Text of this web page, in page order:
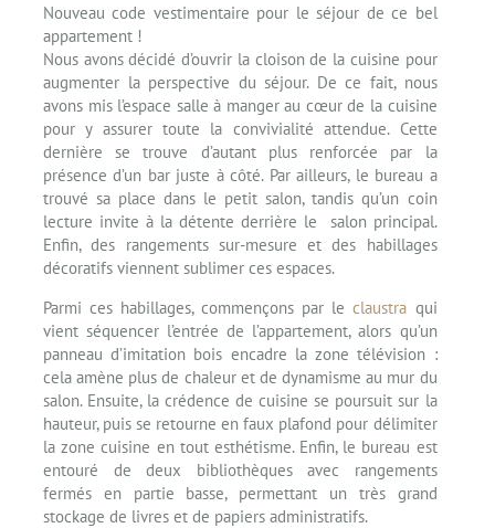
Nouveau code vestimentaire pour le séjour de ce bel
appartement !
Nous avons décidé d’ouvrir la cloison de la cuisine pour
augmenter la perspective du séjour. De ce fait, nous
avons mis l’espace salle à manger au cœur de la cuisine
pour y assurer toute la convivialité attendue. Cette
dernière se trouve d’autant plus renforcée par la
présence d’un bar juste à côté. Par ailleurs, le bureau a
trouvé sa place dans le petit salon, tandis qu’un coin
lecture invite à la détente derrière le salon principal.
Enfin, des rangements sur-mesure et des habillages
décoratifs viennent sublimer ces espaces.
Parmi ces habillages, commençons par leclaustra qui
vient séquencer l’entrée de l’appartement, alors qu’un
panneau d’imitation bois encadre la zone télévision :
cela amène plus de chaleur et de dynamisme au mur du
salon. Ensuite, la crédence de cuisine se poursuit sur la
hauteur, puis se retourne en faux plafond pour délimiter
la zone cuisine en tout esthétisme. Enfin, le bureau est
entouré de deux bibliothèques avec rangements
fermés en partie basse, permettant un très grand
stockage de livres et de papiers administratifs.